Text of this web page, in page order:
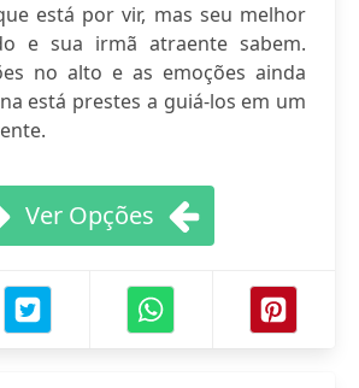
está por vir, mas seu melhor
e sua irmã atraente sabem.
no alto e as emoções ainda
está prestes a guiá-los em um
Ver Opções